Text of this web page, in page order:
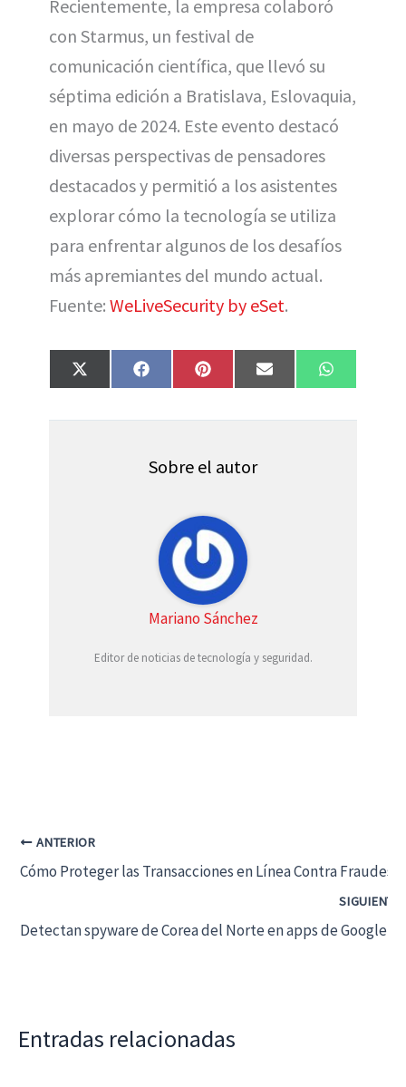
Recientemente, la empresa colaboró
con Starmus, un festival de
comunicación científica, que llevó su
séptima edición a Bratislava, Eslovaquia,
en mayo de 2024. Este evento destacó
diversas perspectivas de pensadores
destacados y permitió a los asistentes
explorar cómo la tecnología se utiliza
para enfrentar algunos de los desafíos
más apremiantes del mundo actual.
Fuente: WeLiveSecurity by eSet.
Compartir
en
X
(
w
Compartir
en
F
a
e
o
k
Compartir
en
P
i
t
e
s
Compartir
en
E
m
i
Compartir
en
W
h
t
Sobre el autor
Mariano Sánchez
Editor de noticias de tecnología y seguridad.
ANTERIOR
Cómo Proteger las Transacciones en Línea Contra Fraudes
SIGUIENTE
Detectan spyware de Corea del Norte en apps de Google
Entradas relacionadas